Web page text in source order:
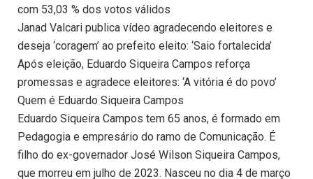
com 53,03 % dos votos válidos
Janad Valcari publica vídeo agradecendo eleitores e
deseja ‘coragem’ ao prefeito eleito: ‘Saio fortalecida’
Após eleição, Eduardo Siqueira Campos reforça
promessas e agradece eleitores: ‘A vitória é do povo’
Quem é Eduardo Siqueira Campos
Eduardo Siqueira Campos tem 65 anos, é formado em
Pedagogia e empresário do ramo de Comunicação. É
filho do ex-governador José Wilson Siqueira Campos,
que morreu em julho de 2023. Nasceu no dia 4 de março